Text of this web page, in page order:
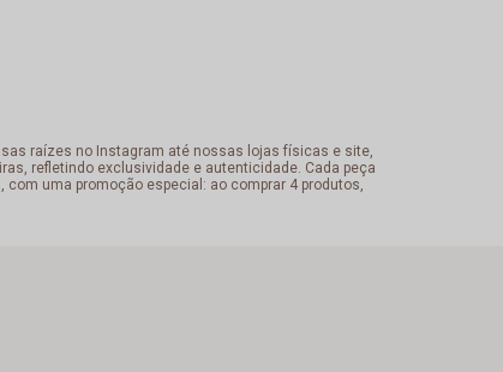
raízes no Instagram até nossas lojas físicas e site,
refletindo exclusividade e autenticidade. Cada peça
uma promoção especial: ao comprar 4 produtos,